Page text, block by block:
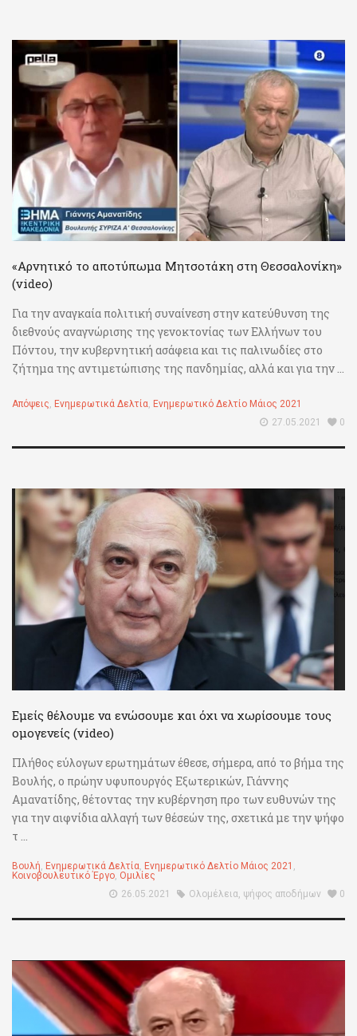
«Αρνητικό το αποτύπωμα Μητσοτάκη στη Θεσσαλονίκη»
(video)
Για την αναγκαία πολιτική συναίνεση στην κατεύθυνση της
διεθνούς αναγνώρισης της γενοκτονίας των Ελλήνων του
Πόντου, την κυβερνητική ασάφεια και τις παλινωδίες στο
ζήτημα της αντιμετώπισης της πανδημίας, αλλά και για την ...
Απόψεις, Ενημερωτικά Δελτία, Ενημερωτικό Δελτίο Μάιος 2021
27.05.2021
0
Εμείς θέλουμε να ενώσουμε και όχι να χωρίσουμε τους
ομογενείς (video)
Πλήθος εύλογων ερωτημάτων έθεσε, σήμερα, από το βήμα της
Βουλής, ο πρώην υφυπουργός Εξωτερικών, Γιάννης
Αμανατίδης, θέτοντας την κυβέρνηση προ των ευθυνών της
για την αιφνίδια αλλαγή των θέσεών της, σχετικά με την ψήφο
τ ...
Βουλή, Ενημερωτικά Δελτία, Ενημερωτικό Δελτίο Μάιος 2021 ,
Κοινοβουλευτικό Έργο, Ομιλίες
26.05.2021
Ολομέλεια, ψήφος αποδήμων 0